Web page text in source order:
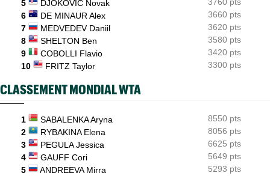
d’Europe !
5
DJOKOVIC Novak
6
DE MINAUR Alex
3660 pts
7
MEDVEDEV Daniil
3620 pts
8
SHELTON Ben
3580 pts
9
COBOLLI Flavio
3420 pts
10
FRITZ Taylor 3300 pts
CLASSEMENT MONDIAL WTA
1 SABALENKA Aryna
8550 pts
2
RYBAKINA Elena
8056 pts
3
PEGULA Jessica
6625 pts
4
GAUFF Cori
5649 pts
5
ANDREEVA Mirra
5293 pts